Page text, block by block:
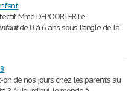
Mme DEPOORTER Le
de 0 à 6 ans sous l’angle de la
on de nos jours chez les parents au